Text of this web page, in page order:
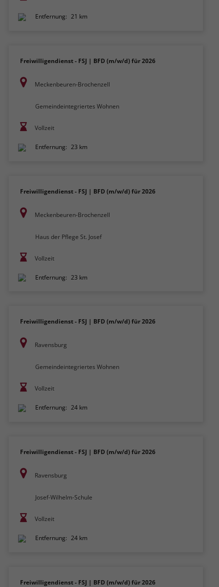
Entfernung: 21 km
Freiwilligendienst - FSJ | BFD (m/w/d) für 2026
Meckenbeuren-Brochenzell
Gemeindeintegriertes Wohnen
Vollzeit
Entfernung: 23 km
Freiwilligendienst - FSJ | BFD (m/w/d) für 2026
Meckenbeuren-Brochenzell
Haus der Pflege St. Josef
Vollzeit
Entfernung: 23 km
Freiwilligendienst - FSJ | BFD (m/w/d) für 2026
Ravensburg
Gemeindeintegriertes Wohnen
Vollzeit
Entfernung: 24 km
Freiwilligendienst - FSJ | BFD (m/w/d) für 2026
Ravensburg
Josef-Wilhelm-Schule
Vollzeit
Entfernung: 24 km
Freiwilligendienst - FSJ | BFD (m/w/d) für 2026